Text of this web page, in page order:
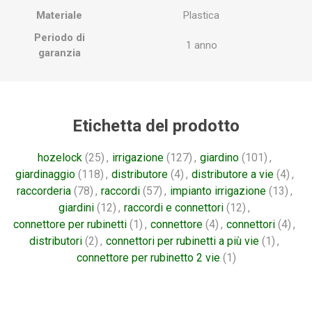
Materiale
Plastica
Periodo di
garanzia
1 anno
Etichetta del prodotto
hozelock (25) , irrigazione (127) , giardino (101) ,
giardinaggio (118) , distributore (4) , distributore a vie (4) ,
raccorderia (78) , raccordi (57) , impianto irrigazione (13) ,
giardini (12) , raccordi e connettori (12) ,
connettore per rubinetti (1) , connettore (4) , connettori (4) ,
distributori (2) , connettori per rubinetti a più vie (1) ,
connettore per rubinetto 2 vie (1)